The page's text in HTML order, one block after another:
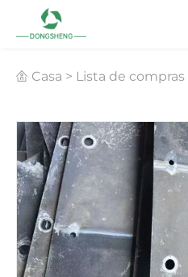
Casa > Lista de compras
Placas de titanio para